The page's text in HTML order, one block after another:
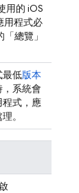
用的 iOS
用程式必
總覽」
最低版本
系統會
程式，應
。